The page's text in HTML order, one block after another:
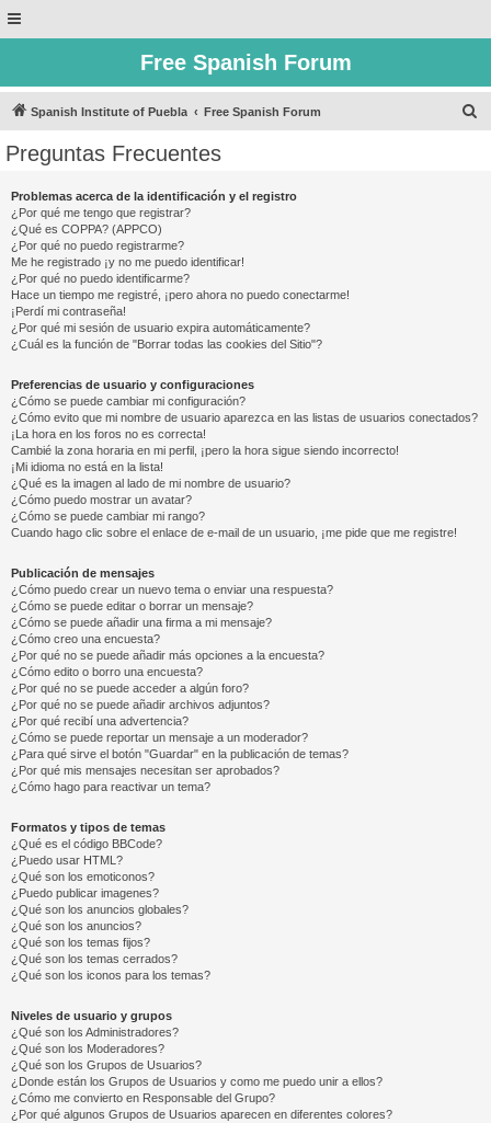
Free Spanish Forum
Spanish Institute of Puebla Free Spanish Forum
Preguntas Frecuentes
Problemas acerca de la identificación y el registro
¿Por qué me tengo que registrar?
¿Qué es COPPA? (APPCO)
¿Por qué no puedo registrarme?
Me he registrado ¡y no me puedo identificar!
¿Por qué no puedo identificarme?
Hace un tiempo me registré, ¡pero ahora no puedo conectarme!
¡Perdí mi contraseña!
¿Por qué mi sesión de usuario expira automáticamente?
¿Cuál es la función de "Borrar todas las cookies del Sitio"?
Preferencias de usuario y configuraciones
¿Cómo se puede cambiar mi configuración?
¿Cómo evito que mi nombre de usuario aparezca en las listas de usuarios conectados?
¡La hora en los foros no es correcta!
Cambié la zona horaria en mi perfil, ¡pero la hora sigue siendo incorrecto!
¡Mi idioma no está en la lista!
¿Qué es la imagen al lado de mi nombre de usuario?
¿Cómo puedo mostrar un avatar?
¿Cómo se puede cambiar mi rango?
Cuando hago clic sobre el enlace de e-mail de un usuario, ¡me pide que me registre!
Publicación de mensajes
¿Cómo puedo crear un nuevo tema o enviar una respuesta?
¿Cómo se puede editar o borrar un mensaje?
¿Cómo se puede añadir una firma a mi mensaje?
¿Cómo creo una encuesta?
¿Por qué no se puede añadir más opciones a la encuesta?
¿Cómo edito o borro una encuesta?
¿Por qué no se puede acceder a algún foro?
¿Por qué no se puede añadir archivos adjuntos?
¿Por qué recibí una advertencia?
¿Cómo se puede reportar un mensaje a un moderador?
¿Para qué sirve el botón "Guardar" en la publicación de temas?
¿Por qué mis mensajes necesitan ser aprobados?
¿Cómo hago para reactivar un tema?
Formatos y tipos de temas
¿Qué es el código BBCode?
¿Puedo usar HTML?
¿Qué son los emoticonos?
¿Puedo publicar imagenes?
¿Qué son los anuncios globales?
¿Qué son los anuncios?
¿Qué son los temas fijos?
¿Qué son los temas cerrados?
¿Qué son los iconos para los temas?
Niveles de usuario y grupos
¿Qué son los Administradores?
¿Qué son los Moderadores?
¿Qué son los Grupos de Usuarios?
¿Donde están los Grupos de Usuarios y como me puedo unir a ellos?
¿Cómo me convierto en Responsable del Grupo?
¿Por qué algunos Grupos de Usuarios aparecen en diferentes colores?